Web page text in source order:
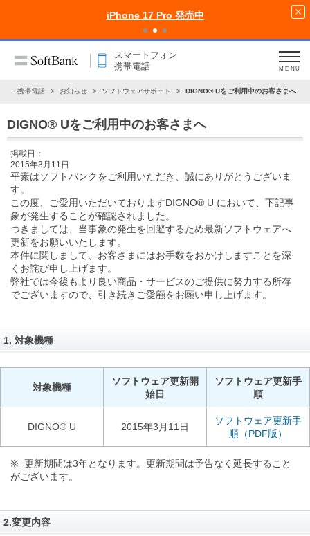
iPhone 17 Pro 発売中
スマートフォン
携帯電話
MENU
ン・携帯電話 お知らせ ソフトウェアサポート DIGNO® Uをご利用中のお客さまへ
DIGNO® Uをご利用中のお客さまへ
掲載日：
2015年3月11日
平素はソフトバンクをご利用いただき、誠にありがとうございま
す。
この度、ご愛用いただいておりますDIGNO® U において、下記事
象が発生することが確認されました。
つきましては、当事象の発生を回避するため最新ソフトウェアへ
更新をお願いいたします。
本件に関しまして、お客さまにはお手数をおかけしますことを深
くお詫び申し上げます。
弊社では今後もより良い商品・サービスのご提供に努力する所存
でございますので、引き続きご愛顧をお願い申し上げます。
1. 対象機種
対象機種
ソフトウェア更新開
始日
ソフトウェア更新手
順
DIGNO® U 2015年3月11日
ソフトウェア更新手
順（PDF版）
※ 更新期間は3年となります。更新期間は予告なく延長すること
がございます。
2.変更内容